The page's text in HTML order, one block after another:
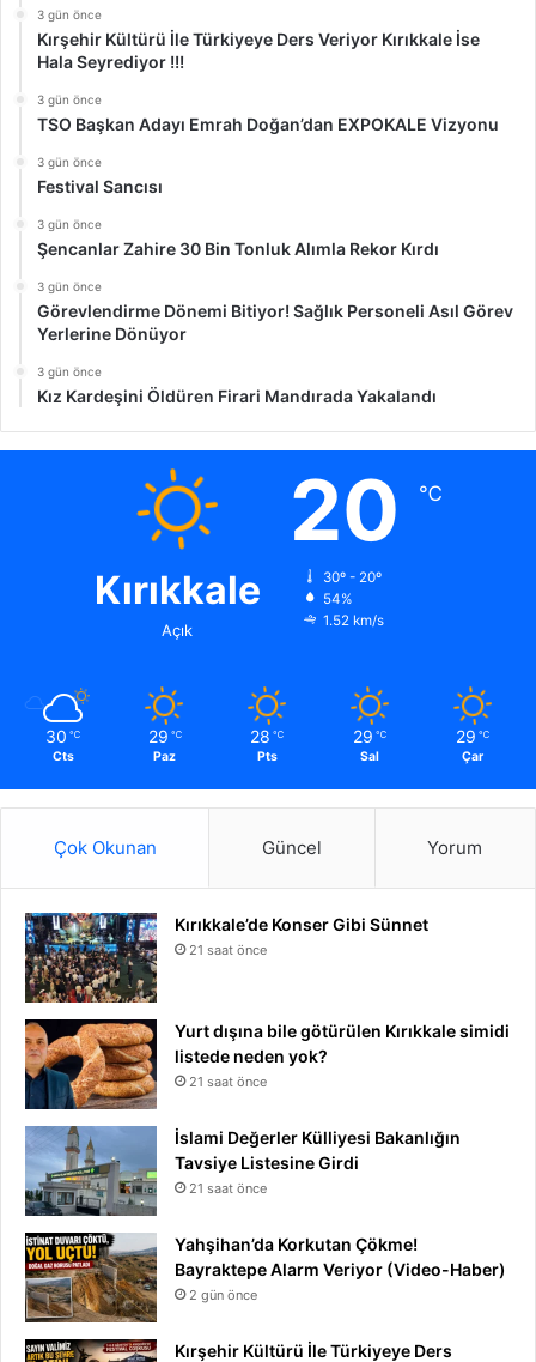
3 gün önce
Kırşehir Kültürü İle Türkiyeye Ders Veriyor Kırıkkale İse
Hala Seyrediyor !!!
3 gün önce
TSO Başkan Adayı Emrah Doğan’dan EXPOKALE Vizyonu
3 gün önce
Festival Sancısı
3 gün önce
Şencanlar Zahire 30 Bin Tonluk Alımla Rekor Kırdı
3 gün önce
Görevlendirme Dönemi Bitiyor! Sağlık Personeli Asıl Görev
Yerlerine Dönüyor
3 gün önce
Kız Kardeşini Öldüren Firari Mandırada Yakalandı
Kırıkkale
Açık
20 ℃
30º - 20º
54%
1.52 km/s
30 ℃
Cts
29 ℃
Paz
28 ℃
Pts
29 ℃
Sal
29 ℃
Çar
Çok Okunan Güncel Yorum
Kırıkkale’de Konser Gibi Sünnet
21 saat önce
Yurt dışına bile götürülen Kırıkkale simidi
listede neden yok?
21 saat önce
İslami Değerler Külliyesi Bakanlığın
Tavsiye Listesine Girdi
21 saat önce
Yahşihan’da Korkutan Çökme!
Bayraktepe Alarm Veriyor (Video-Haber)
2 gün önce
Kırşehir Kültürü İle Türkiyeye Ders